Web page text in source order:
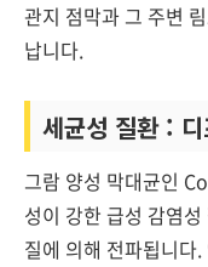
관지 점막과 그 주변
납니다.
세균성 질환 :
그람 양성 막대균인
성이 강한 급성 감염
질에 의해 전파됩니다